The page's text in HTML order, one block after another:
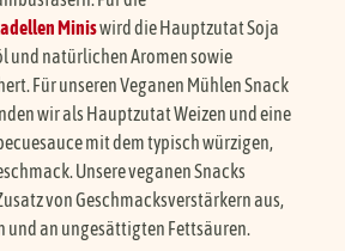
Miniswird die Hauptzutat Soja
und natürlichen Aromen sowie
Für unseren Veganen Mühlen Snack
wir als Hauptzutat Weizen und eine
mit dem typisch würzigen,
Unsere veganen Snacks
von Geschmacksverstärkern aus,
und an ungesättigten Fettsäuren.